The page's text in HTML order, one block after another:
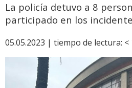
La policía detuvo a 8
participado en los
05.05.2023 | tiempo de lectura: <